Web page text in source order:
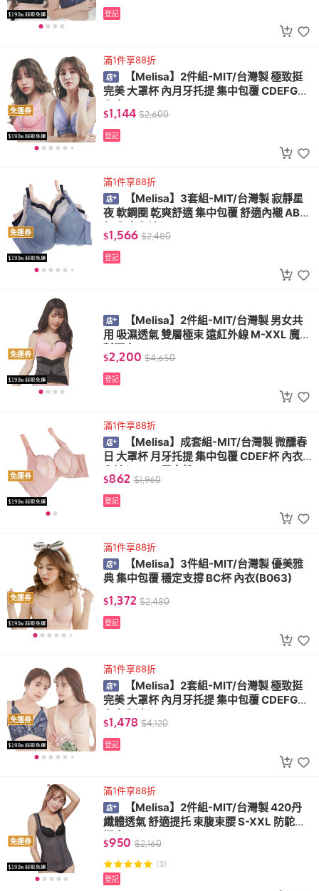
登記
免運券
滿1件享88折
【Melisa】2件組-MIT/台灣製 極致挺
完美 大罩杯 內月牙托提 集中包覆 CDEFG杯
內衣(B882)
$1,144 $2,600
登記
免運券
滿1件享88折
【Melisa】3套組-MIT/台灣製 寂靜星
夜 軟鋼圈 乾爽舒適 集中包覆 舒適內襯 ABC
杯 內衣內褲(L603)
$1,566 $2,480
登記
免運券
【Melisa】2件組-MIT/台灣製 男女共
用 吸濕透氣 雙層極束 遠紅外線 M-XXL 魔鬼
氈腰夾(K001)
$2,200 $4,650
登記
免運券
滿1件享88折
【Melisa】成套組-MIT/台灣製 微醺春
日 大罩杯 月牙托提 集中包覆 CDEF杯 內衣
內褲(W182 雪白粉)
$862 $1,960
登記
免運券
滿1件享88折
【Melisa】3件組-MIT/台灣製 優美雅
典 集中包覆 穩定支撐 BC杯 內衣(B063)
$1,372 $2,480
登記
免運券
滿1件享88折
【Melisa】2套組-MIT/台灣製 極致挺
完美 大罩杯 內月牙托提 集中包覆 CDEFG杯
內衣內褲(B882)
$1,478 $4,120
登記
免運券
滿1件享88折
【Melisa】2件組-MIT/台灣製 420丹
纖體透氣 舒適提托 束腹束腰 S-XXL 防駝美
塑衣(R218)
$950 $2,160
(3)
登記